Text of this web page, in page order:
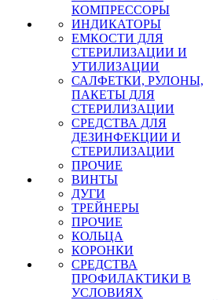
КОМПРЕССОРЫ
ИНДИКАТОРЫ
ЕМКОСТИ ДЛЯ
СТЕРИЛИЗАЦИИ И
УТИЛИЗАЦИИ
САЛФЕТКИ, РУЛОНЫ,
ПАКЕТЫ ДЛЯ
СТЕРИЛИЗАЦИИ
СРЕДСТВА ДЛЯ
ДЕЗИНФЕКЦИИ И
СТЕРИЛИЗАЦИИ
ПРОЧИЕ
ВИНТЫ
ДУГИ
ТРЕЙНЕРЫ
ПРОЧИЕ
КОЛЬЦА
КОРОНКИ
СРЕДСТВА
ПРОФИЛАКТИКИ В
УСЛОВИЯХ